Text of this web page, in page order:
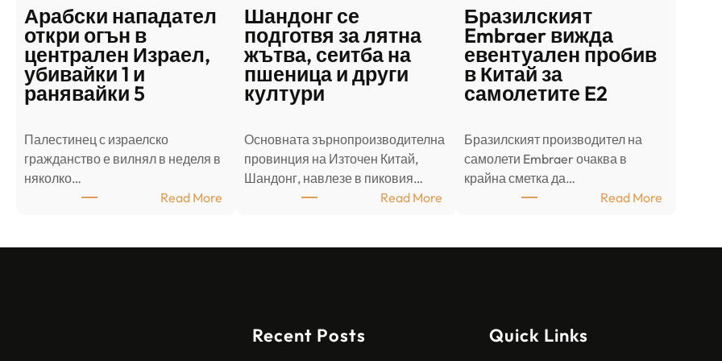
Арабски нападател
откри огън в
централен Израел,
убивайки 1 и
ранявайки 5
Палестинец с израелско
гражданство е вилнял в неделя в
няколко…
Read More:
Шандонг се
подготвя за лятна
жътва, сеитба на
пшеница и други
култури
Основната зърнопроизводителна
провинция на Източен Китай,
Шандонг, навлезе в пиковия…
Read More:
Бразилският
Embraer вижда
евентуален пробив
в Китай за
самолетите E2
Бразилският производител на
самолети Embraer ⁠очаква в
крайна сметка да…
Read More:
Recent Posts Quick Links